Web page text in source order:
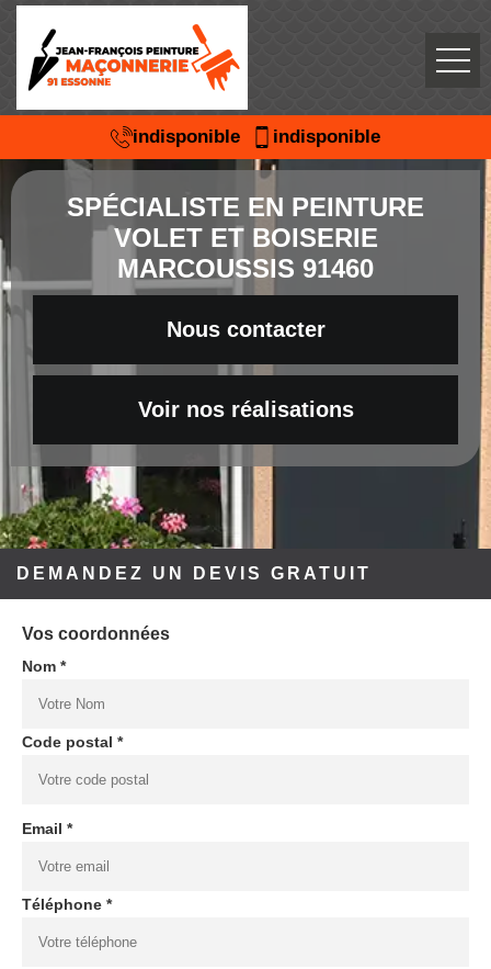
indisponible indisponible
SPÉCIALISTE EN PEINTURE
VOLET ET BOISERIE
MARCOUSSIS 91460
Nous contacter
Voir nos réalisations
DEMANDEZ UN DEVIS GRATUIT
Vos coordonnées
Nom *
Code postal *
Email *
Téléphone *